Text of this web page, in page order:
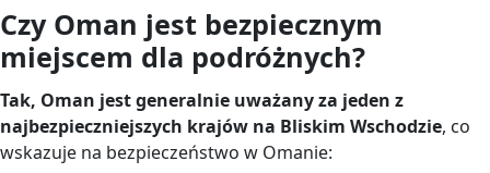
Czy Oman jest bezpiecznym
miejscem dla podróżnych?
Tak, Oman jest generalnie uważany za jeden z
najbezpieczniejszych krajów na Bliskim Wschodzie, co
wskazuje na bezpieczeństwo w Omanie: